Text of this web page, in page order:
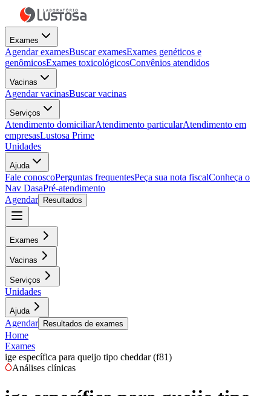
Exames
Agendar examesBuscar examesExames genéticos e
genômicosExames toxicológicosConvênios atendidos
Vacinas
Agendar vacinasBuscar vacinas
Serviços
Atendimento domiciliarAtendimento particularAtendimento em
empresasLustosa Prime
Unidades
Ajuda
Fale conoscoPerguntas frequentesPeça sua nota fiscalConheça o
Nav DasaPré-atendimento
Agendar
Resultados
Exames
Vacinas
Serviços
Unidades
Ajuda
Agendar Resultados de exames
Home
Exames
ige específica para queijo tipo cheddar (f81)
Análises clínicas